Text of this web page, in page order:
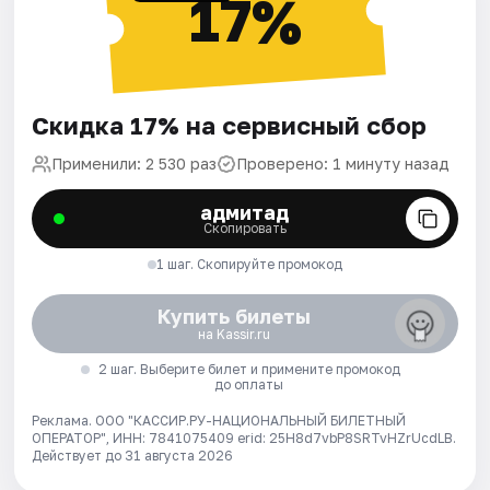
17%
Скидка 17% на сервисный сбор
Применили: 2 530 раз Проверено: 1 минуту назад
адмитад
Скопировать
1 шаг. Скопируйте промокод
Купить билеты
на Kassir.ru
2 шаг. Выберите билет и примените промокод
до оплаты
Реклама. ООО "КАССИР.РУ-НАЦИОНАЛЬНЫЙ БИЛЕТНЫЙ
ОПЕРАТОР", ИНН: 7841075409 erid: 25H8d7vbP8SRTvHZrUcdLB.
Действует до 31 августа 2026